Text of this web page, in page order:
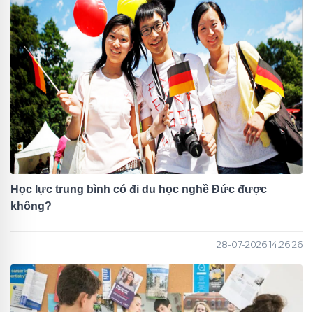
Học lực trung bình có đi du học nghề Đức được
không?
28-07-2026 14:26:26